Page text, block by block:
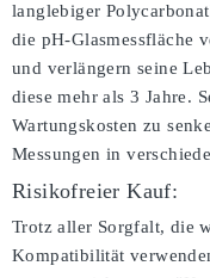
langlebiger
die pH-Glasmessfläche
und verlängern seine
diese mehr als 3 Jahre.
Wartungskosten zu
Messungen in
Risikofreier Kauf:
Trotz aller Sorgfalt, die
Kompatibilität